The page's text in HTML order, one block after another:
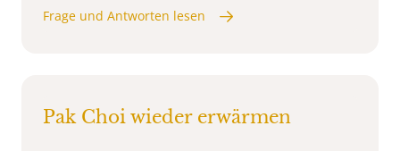
Frage und Antworten lesen
Pak Choi wieder erwärmen